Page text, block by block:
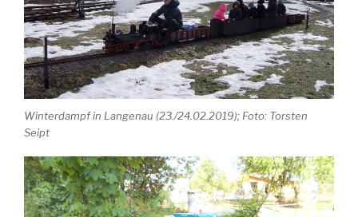
Winterdampf in Langenau (23./24.02.2019); Foto: Torsten
Seipt